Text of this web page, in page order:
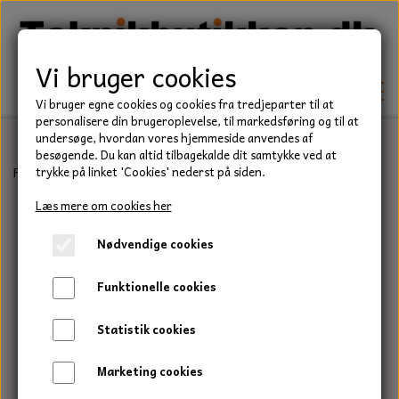
TEKNIK
KILEREMME
LEJER
PAKDÅSER
LÅSERINGE
BEFÆSTELSE
HAVE/PARK
UNIVERSALE REMME TIL PLÆNEKLIPPER OG
HAVETRAKTOR
TRAKTOR/ENTREPRENØR
Forside Teknik Pakdåser Pakdåser fremstillet i blødt gummi,
Vi bruger cookies
Vi bruger egne cookies og cookies fra tredjeparter til at
personalisere din brugeroplevelse, til markedsføring og til at
undersøge, hvordan vores hjemmeside anvendes af
besøgende. Du kan altid tilbagekalde dit samtykke ved at
trykke på linket 'Cookies' nederst på siden.
Læs mere om cookies her
Nødvendige cookies
Funktionelle cookies
Statistik cookies
Marketing cookies